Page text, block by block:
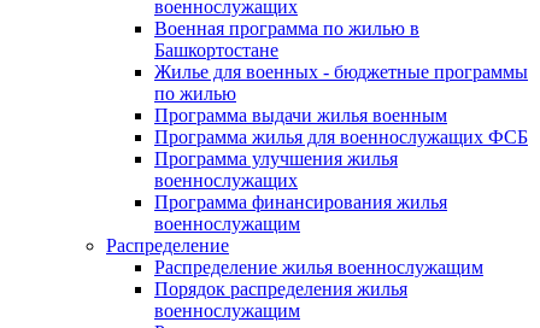
военнослужащих
Военная программа по жилью в
Башкортостане
Жилье для военных - бюджетные программы
по жилью
Программа выдачи жилья военным
Программа жилья для военнослужащих ФСБ
Программа улучшения жилья
военнослужащих
Программа финансирования жилья
военнослужащим
Распределение
Распределение жилья военнослужащим
Порядок распределения жилья
военнослужащим